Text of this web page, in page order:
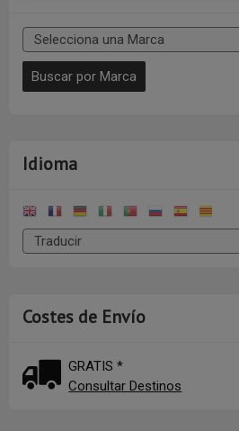
Idioma
Costes de Envío
GRATIS *
Consultar Destinos